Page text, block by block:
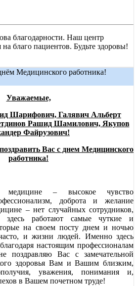
благодарности. Наш центр
на благо пациентов. Будьте здоровы!
Медицинского работника!
Уважаемые,
Шарифович, Галявич Альберт
Рашид Шамилович, Якупов
Файрузович!
Вас с днем Медицинского
работника!
– высокое чувство
доброта и желание
– нет случайных сотрудников,
работают самые чуткие и
на своем посту днем и ночью
и жизни людей. Именно здесь
настоящим профессионалам
поздравляю Вас с замечательной
здоровья Вам и Вашим близким,
уважения, понимания и,
в Вашем почетном труде!